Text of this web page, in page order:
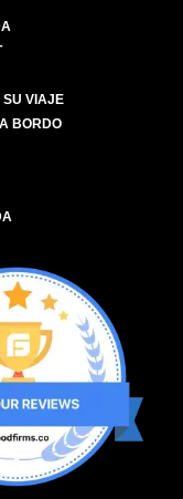
SU VIAJE
BORDO